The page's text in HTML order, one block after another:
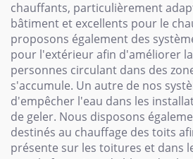
chauffants, particulièrement
bâtiment et excellents pour le
proposons également des
pour l'extérieur afin d'améliorer
personnes circulant dans des
s'accumule. Un autre de nos
d'empêcher l'eau dans les
de geler. Nous disposons
destinés au chauffage des toits
présente sur les toitures et dans